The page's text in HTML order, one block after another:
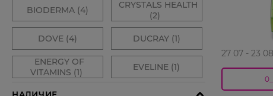
27 07 - 23 08